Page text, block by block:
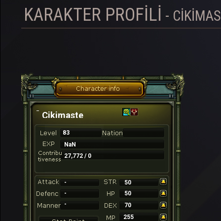
KARAKTER PROFILI -
Cikimaste
83
NaN
27,772 / 0
-
50
-
50
-
70
255